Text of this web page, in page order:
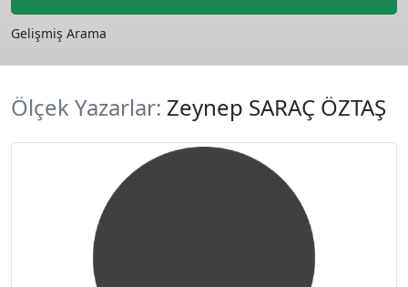
Gelişmiş Arama
Ölçek Yazarlar: Zeynep SARAÇ ÖZTAŞ